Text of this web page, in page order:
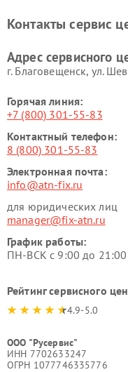
Контакты сервис
Адрес сервисного
г. Благовещенск, ул.
Горячая линия:
+7 (800) 301-55-83
Контактный телефон:
8 (800) 301-55-83
Электронная почта:
info@atn-fix.ru
для юридических лиц
manager@fix-atn.ru
График работы:
ПН-ВСК с 9:00 до
Рейтинг сервисного
4.9-5.0
ООО "Русервис"
ИНН 7702633247
ОГРН 1077746335776